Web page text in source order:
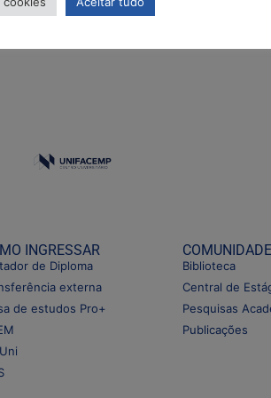
DOS RESULTADOS
INGRESSAR
de Diploma
externa
de estudos Pro+
COMUNIDADE
Biblioteca
Central de
Pesquisas
Publicações